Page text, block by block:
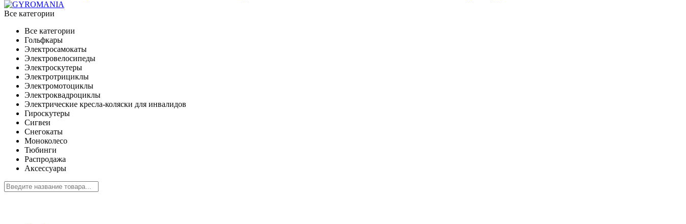
Все категории
Все категории
Гольфкары
Электросамокаты
Электровелосипеды
Электроскутеры
Электротрициклы
Электромотоциклы
Электроквадроциклы
Электрические кресла-коляски для инвалидов
Гироскутеры
Сигвеи
Снегокаты
Моноколесо
Тюбинги
Распродажа
Аксессуары